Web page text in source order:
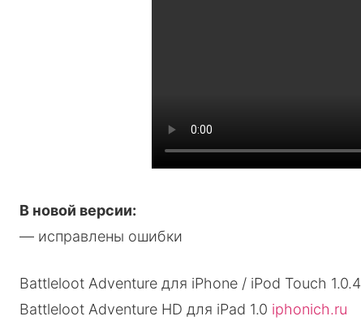
В новой версии:
— исправлены ошибки
Battleloot Adventure для iPhone / iPod Touch 1.0.4
Battleloot Adventure HD для iPad 1.0 iphonich.ru